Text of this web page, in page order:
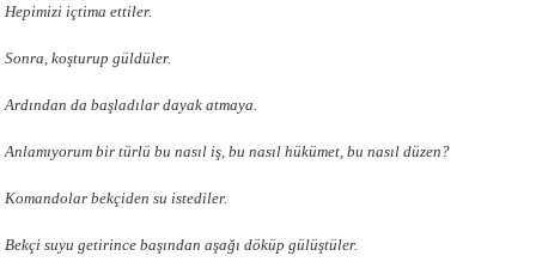
Hepimizi içtima ettiler.
Sonra, koşturup güldüler.
Ardından da başladılar dayak atmaya.
Anlamıyorum bir türlü bu nasıl iş, bu nasıl hükümet, bu nasıl düzen?
Komandolar bekçiden su istediler.
Bekçi suyu getirince başından aşağı döküp gülüştüler.